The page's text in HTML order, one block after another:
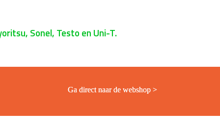
Sonel, Testo en Uni-T.
Ga direct naar de webshop >